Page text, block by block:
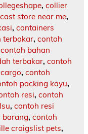
, collier
store near me,
, containers
terbakar, contoh
contoh bahan
terbakar, contoh
, contoh
packing kayu,
resi, contoh
, contoh resi
barang, contoh
craigslist pets,